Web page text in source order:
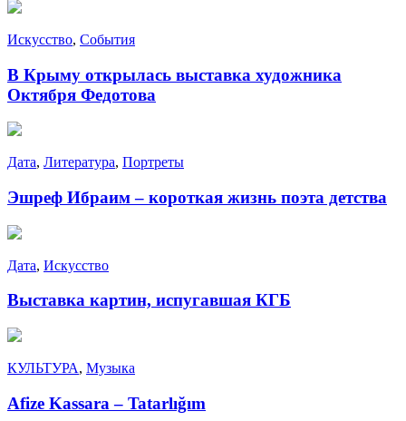
Искусство, События
В Крыму открылась выставка художника
Октября Федотова
Дата, Литература, Портреты
Эшреф Ибраим – короткая жизнь поэта детства
Дата, Искусство
Выставка картин, испугавшая КГБ
КУЛЬТУРА, Музыка
Afize Kassara – Tatarlığım